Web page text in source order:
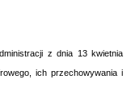
z dnia 13 kwietnia
ich przechowywania i